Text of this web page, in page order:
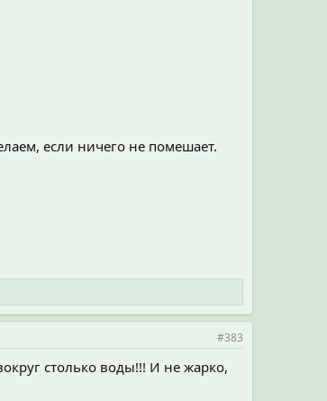
если ничего не помешает.
#383
столько воды!!! И не жарко,